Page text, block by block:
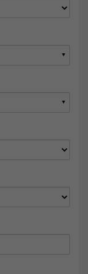
▼
▼